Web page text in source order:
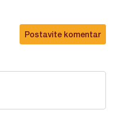
Postavite komentar